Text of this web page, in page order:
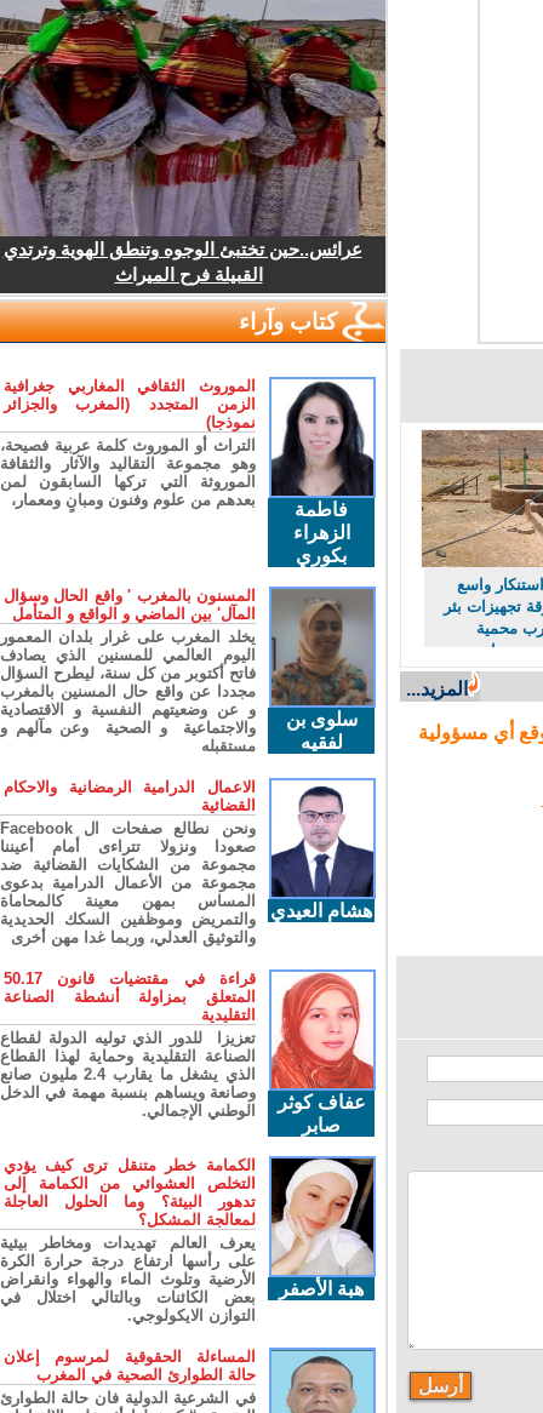
واسع
تجهيزات بئر
محمية
مورد حيوي
المزيد...
أي مسؤولية
عرائس..حين تختبئ الوجوه وتنطق الهوية وترتدي
القبيلة فرح الميراث
كتاب وآراء
فاطمة
الزهراء
بكوري
الموروث الثقافي المغاربي جغرافية
الزمن المتجدد (المغرب والجزائر
نموذجا)
التراث أو الموروث كلمة عربية فصيحة،
وهو مجموعة التقاليد والآثار والثقافة
الموروثة التي تركها السابقون لمن
بعدهم من علوم وفنون ومبانٍ ومعمار،
سلوى بن
لفقيه
المسنون بالمغرب ' واقع الحال وسؤال
المآل' بين الماضي و الواقع و المتأمل
يخلد المغرب على غرار بلدان المعمور
اليوم العالمي للمسنين الذي يصادف
فاتح أكتوبر من كل سنة، ليطرح السؤال
مجددا عن واقع حال المسنين بالمغرب
و عن وضعيتهم النفسية و الاقتصادية
والاجتماعية و الصحية وعن مآلهم و
مستقبله
هشام العيدي
الاعمال الدرامية الرمضانية والاحكام
القضائية
ونحن نطالع صفحات ال Facebook
صعودا ونزولا تتراءى أمام أعيننا
مجموعة من الشكايات القضائية ضد
مجموعة من الأعمال الدرامية بدعوى
المساس بمهن معينة كالمحاماة
والتمريض وموظفين السكك الحديدية
والتوثيق العدلي، وربما غدا مهن أخرى
عفاف كوثر
صابر
قراءة في مقتضيات قانون 50.17
المتعلق بمزاولة أنشطة الصناعة
التقليدية
تعزيزا للدور الذي توليه الدولة لقطاع
الصناعة التقليدية وحماية لهذا القطاع
الذي يشغل ما يقارب 2.4 مليون صانع
وصانعة ويساهم بنسبة مهمة في الدخل
الوطني الإجمالي.
هبة الأصفر
الكمامة خطر متنقل ترى كيف يؤدي
التخلص العشوائي من الكمامة إلى
تدهور البيئة؟ وما الحلول العاجلة
لمعالجة المشكل؟
يعرف العالم تهديدات ومخاطر بيئية
على رأسها ارتفاع درجة حرارة الكرة
الأرضية وتلوث الماء والهواء وانقراض
بعض الكائنات وبالتالي اختلال في
التوازن الايكولوجي.
المساءلة الحقوقية لمرسوم إعلان
حالة الطوارئ الصحية في المغرب
في الشرعية الدولية فان حالة الطوارئ